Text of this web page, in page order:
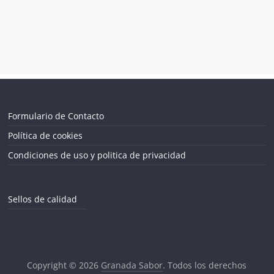
Formulario de Contacto
Política de cookies
Condiciones de uso y politica de privacidad
Sellos de calidad
Copyright © 2026 Granada Sabor. Todos los derechos